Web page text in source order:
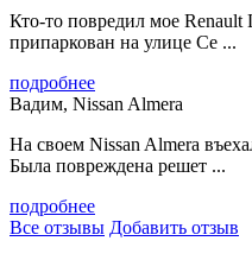
Кто-то повредил мое Renault
припаркован на улице Се ...
подробнее
Вадим, Nissan Almera
На своем Nissan Almera
Была повреждена решет ...
подробнее
Все отзывы Добавить отзыв